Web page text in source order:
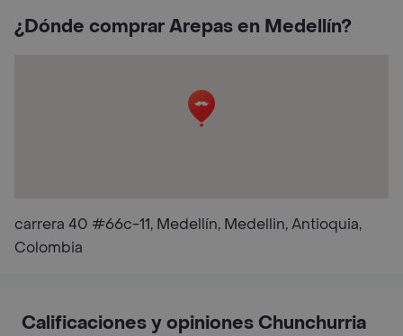
¿Dónde comprar Arepas en Medellín?
carrera 40 #66c-11, Medellín, Medellin, Antioquia,
Colombia
Calificaciones y opiniones Chunchurria